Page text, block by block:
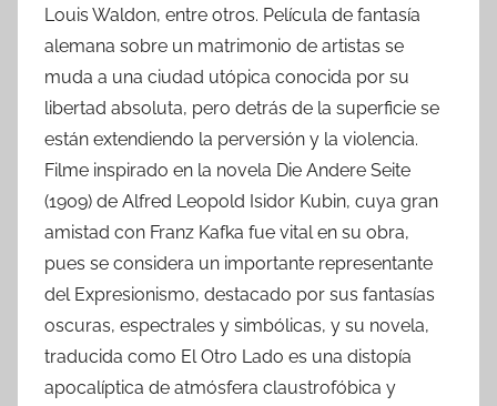
Louis Waldon, entre otros. Película de fantasía
alemana sobre un matrimonio de artistas se
muda a una ciudad utópica conocida por su
libertad absoluta, pero detrás de la superficie se
están extendiendo la perversión y la violencia.
Filme inspirado en la novela Die Andere Seite
(1909) de Alfred Leopold Isidor Kubin, cuya gran
amistad con Franz Kafka fue vital en su obra,
pues se considera un importante representante
del Expresionismo, destacado por sus fantasías
oscuras, espectrales y simbólicas, y su novela,
traducida como El Otro Lado es una distopía
apocalíptica de atmósfera claustrofóbica y